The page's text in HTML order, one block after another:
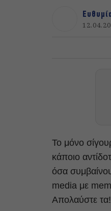
Το μόνο
κάποιο
όσα
media με
Απολαύστε τα!